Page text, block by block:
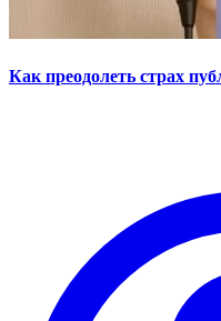
Как преодолеть страх